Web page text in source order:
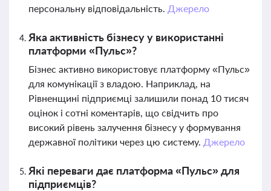
персональну відповідальність. Джерело
Яка активність бізнесу у використанні
платформи «Пульс»?
Бізнес активно використовує платформу «Пульс»
для комунікації з владою. Наприклад, на
Рівненщині підприємці залишили понад 10 тисяч
оцінок і сотні коментарів, що свідчить про
високий рівень залучення бізнесу у формування
державної політики через цю систему. Джерело
Які переваги дає платформа «Пульс» для
підприємців?